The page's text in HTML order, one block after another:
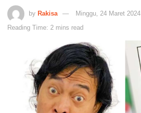
by Rakisa
Minggu, 24 Maret 2024
Reading Time: 2 mins read